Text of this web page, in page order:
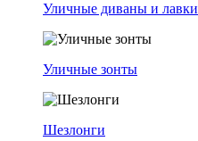
Уличные диваны и лавки
Уличные зонты
Шезлонги